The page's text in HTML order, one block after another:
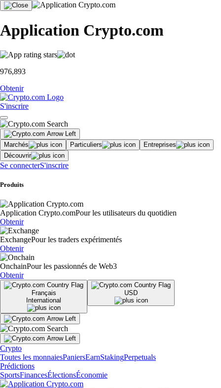
Application Crypto.com
976,893
Obtenir
S'inscrire
Marchés Particuliers
Entreprises
Découvrir
Se connecterS'inscrire
Produits
Application Crypto.comPour les utilisateurs du quotidien
Obtenir
ExchangePour les traders expérimentés
Obtenir
OnchainPour les passionnés de Web3
Obtenir
Français
International
USD
Crypto
Toutes les monnaiesPaniersEarnStakingPerpetuals
Prédictions
SportsFinancesÉlectionsÉconomie